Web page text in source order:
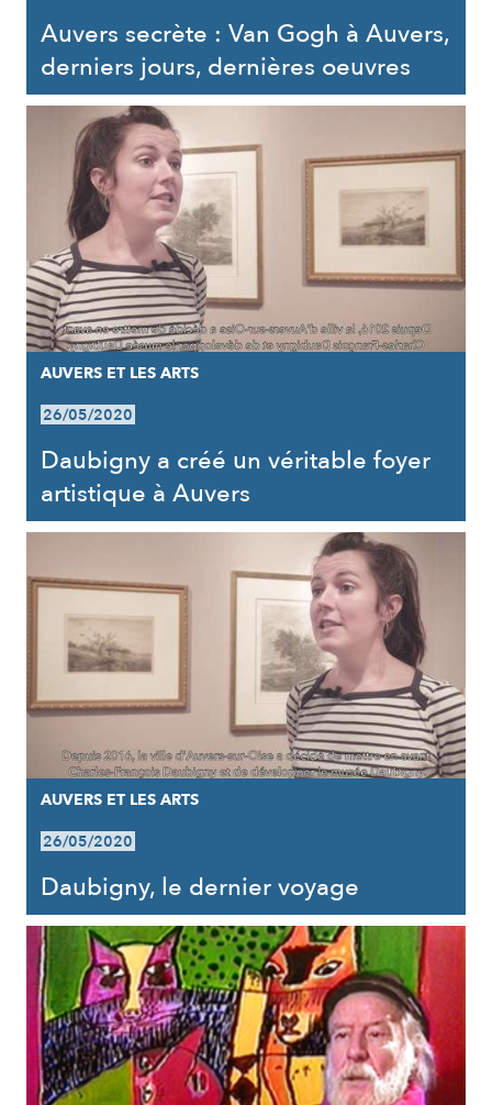
Auvers secrète : Van Gogh à Auvers,
derniers jours, dernières oeuvres
AUVERS ET LES ARTS
26/05/2020
Daubigny a créé un véritable foyer
artistique à Auvers
AUVERS ET LES ARTS
26/05/2020
Daubigny, le dernier voyage